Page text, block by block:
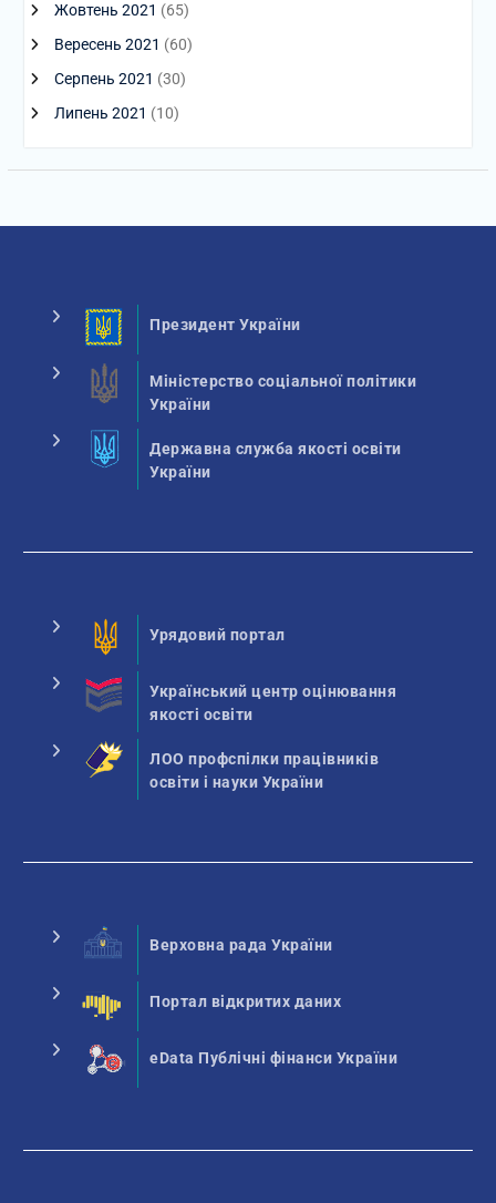
Жовтень 2021 (65)
Вересень 2021 (60)
Серпень 2021 (30)
Липень 2021 (10)
Президент України
Міністерство соціальної політики
України
Державна служба якості освіти
України
Урядовий портал
Український центр оцінювання
якості освіти
ЛОО профспілки працівників
освіти і науки України
Верховна рада України
Портал відкритих даних
eData Публічні фінанси України